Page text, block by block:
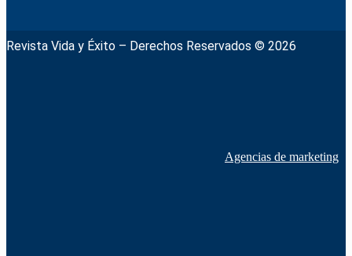
Revista Vida y Éxito – Derechos Reservados © 2026
Agencias de marketing